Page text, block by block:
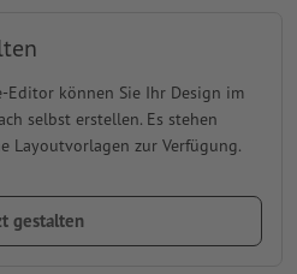
Editor können Sie Ihr Design im
selbst erstellen. Es stehen
Layoutvorlagen zur Verfügung.
gestalten